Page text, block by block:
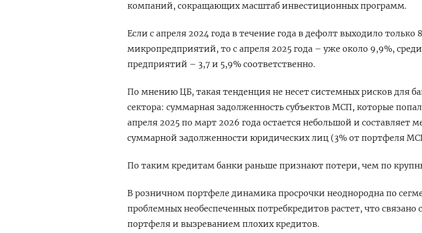
компаний, сокращающих масштаб инвестиционных программ.
Если с апреля 2024 года в течение года в дефолт выходило только
микропредприятий, то с апреля 2025 года – уже около 9,9%,
предприятий – 3,7 и 5,9% соответственно.
По мнению ЦБ, такая тенденция не несет системных ​рисков для
сектора: суммарная задолженность субъектов МСП, которые
апреля 2025 по март 2026 года ​остается небольшой и ⁠составляет
суммарной задолженности юридических лиц (3% от портфеля
По таким кредитам банки раньше признают потери, чем по
В ‌розничном портфеле динамика просрочки неоднородна по
проблемных необеспеченных потребкредитов ‌растет, что связано
портфеля и вызреванием плохих кредитов.